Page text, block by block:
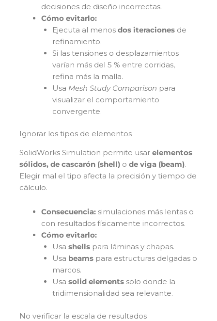
decisiones de diseño incorrectas.
Cómo evitarlo:
Ejecuta al menos dos iteracionesde
refinamiento.
Si las tensiones o desplazamientos
varían más del 5 % entre corridas,
refina más la malla.
Usa Mesh Study Comparison para
visualizar el comportamiento
convergente.
Ignorar los tipos de elementos
SolidWorks Simulation permite usar elementos
sólidos, de cascarón (shell) o de viga (beam).
Elegir mal el tipo afecta la precisión y tiempo de
cálculo.
Consecuencia: simulaciones más lentas o
con resultados físicamente incorrectos.
Cómo evitarlo:
Usa shellspara láminas y chapas.
Usa beamspara estructuras delgadas o
marcos.
Usa solid elementssolo donde la
tridimensionalidad sea relevante.
No verificar la escala de resultados